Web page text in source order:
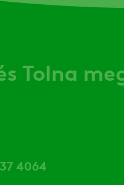
Tolna
4064